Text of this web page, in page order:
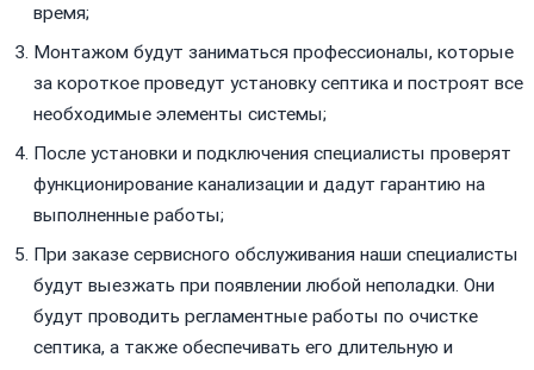
время;
Монтажом будут заниматься профессионалы, которые
за короткое проведут установку септика и построят все
необходимые элементы системы;
После установки и подключения специалисты проверят
функционирование канализации и дадут гарантию на
выполненные работы;
При заказе сервисного обслуживания наши специалисты
будут выезжать при появлении любой неполадки. Они
будут проводить регламентные работы по очистке
септика, а также обеспечивать его длительную и